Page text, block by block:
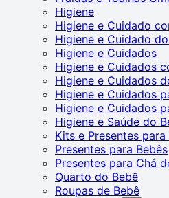
Higiene
Higiene e Cuidado
Higiene e Cuidado
Higiene e Cuidados
Higiene e Cuidados
Higiene e Cuidados
Higiene e Cuidados
Higiene e Cuidados
Higiene e Saúde do
Kits e Presentes para
Presentes para Bebês
Presentes para Chá
Quarto do Bebê
Roupas de Bebê